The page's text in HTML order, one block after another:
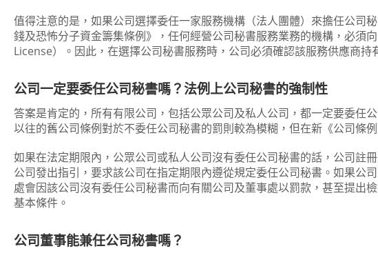
值得注意的是，如果公司選擇委任一家服務機構（法人團體）來擔任公司
錢及恐怖分子資金籌集條例》，任何經營公司秘書服務業務的機構，必須
License）。因此，在選擇公司秘書服務時，公司必須確認該服務供應商
公司一定要委任公司秘書嗎？法例上公司秘書的強制性
答案是肯定的，所有有限公司，包括公眾公司及私人公司，都一定要委任
以往的舊公司條例對於不委任公司秘書的罰則較為模糊，但在新《公司條
如果在法定期限內，公眾公司或私人公司沒有委任公司秘書的話，公司註
公司發出指引，要求該公司在指定期限內遵從規定委任公司秘書。如果公
處會因該公司沒有委任公司秘書而向有關公司及董事處以罰款，甚至提出
基本條件。
公司董事能兼任公司秘書嗎？